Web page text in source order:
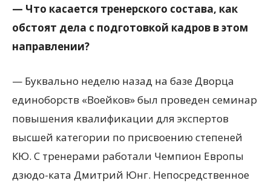
— Что касается тренерского состава, как
обстоят дела с подготовкой кадров в этом
направлении?
— Буквально неделю назад на базе Дворца
единоборств «Воейков» был проведен семинар
повышения квалификации для экспертов
высшей категории по присвоению степеней
КЮ. С тренерами работали Чемпион Европы
дзюдо-ката Дмитрий Юнг. Непосредственное